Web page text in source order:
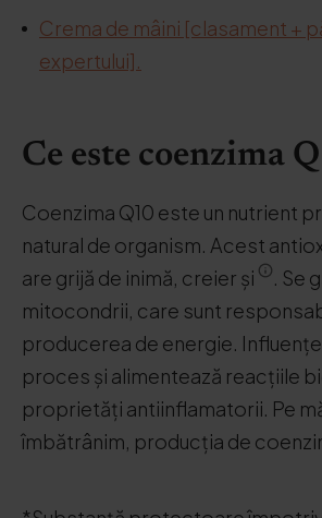
Crema de mâini [clasament +
expertului].
Ce este coenzima
Coenzima Q10 este un nutrient
natural de organism. Acest
are grijă de inimă, creier și
. Se
mitocondrii, care sunt
producerea de energie.
proces și alimentează reacțiile
proprietăți antiinflamatorii. Pe
îmbătrânim, producția de